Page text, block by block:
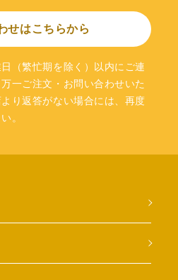
せはこちらから
（繁忙期を除く）以内にご連
一ご注文・お問い合わせいた
り返答がない場合には、再度
。